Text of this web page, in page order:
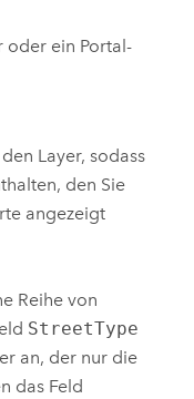
oder ein Portal-
Layer, sodass
den Sie
angezeigt
Reihe von
StreetType
an, der nur die
das Feld